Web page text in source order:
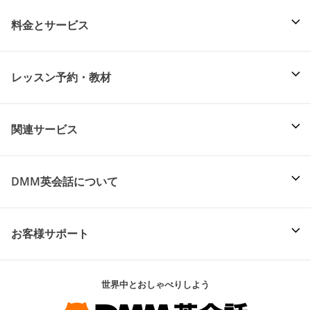
料金とサービス
レッスン予約・教材
関連サービス
DMM英会話について
お客様サポート
世界中とおしゃべりしよう